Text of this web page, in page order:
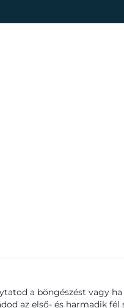
a böngészést vagy
az első- és harmadik